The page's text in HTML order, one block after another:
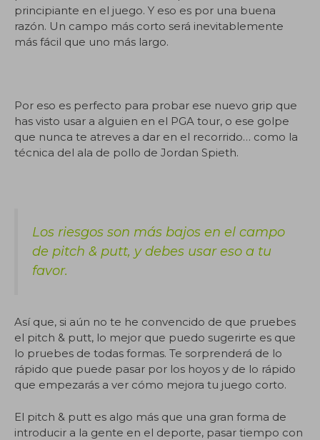
principiante en el juego. Y eso es por una buena
razón. Un campo más corto será inevitablemente
más fácil que uno más largo.
Por eso es perfecto para probar ese nuevo grip que
has visto usar a alguien en el PGA tour, o ese golpe
que nunca te atreves a dar en el recorrido… como la
técnica del ala de pollo de Jordan Spieth.
Los riesgos son más bajos en el campo
de pitch & putt, y debes usar eso a tu
favor.
Así que, si aún no te he convencido de que pruebes
el pitch & putt, lo mejor que puedo sugerirte es que
lo pruebes de todas formas. Te sorprenderá de lo
rápido que puede pasar por los hoyos y de lo rápido
que empezarás a ver cómo mejora tu juego corto.
El pitch & putt es algo más que una gran forma de
introducir a la gente en el deporte, pasar tiempo con